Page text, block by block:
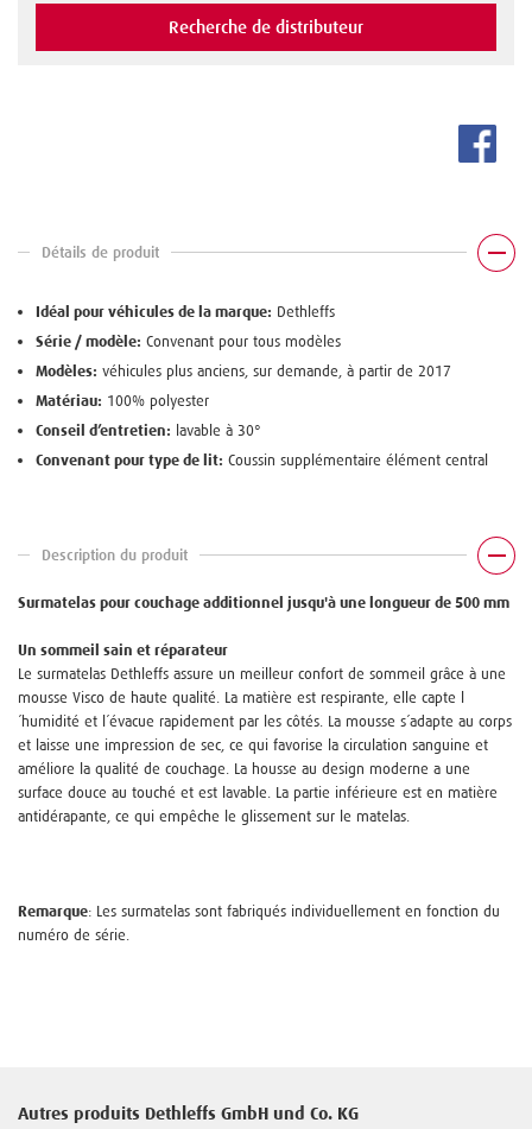
Recherche de distributeur
Détails de produit
Idéal pour véhicules de la marque: Dethleffs
Série / modèle: Convenant pour tous modèles
Modèles: véhicules plus anciens, sur demande, à partir de 2017
Matériau: 100% polyester
Conseil d’entretien: lavable à 30°
Convenant pour type de lit: Coussin supplémentaire élément central
Description du produit
Surmatelas pour couchage additionnel jusqu'à une longueur de 500 mm
Un sommeil sain et réparateur
Le surmatelas Dethleffs assure un meilleur confort de sommeil grâce à une
mousse Visco de haute qualité. La matière est respirante, elle capte l
´humidité et l´évacue rapidement par les côtés. La mousse s´adapte au corps
et laisse une impression de sec, ce qui favorise la circulation sanguine et
améliore la qualité de couchage. La housse au design moderne a une
surface douce au touché et est lavable. La partie inférieure est en matière
antidérapante, ce qui empêche le glissement sur le matelas.
Remarque: Les surmatelas sont fabriqués individuellement en fonction du
numéro de série.
Autres produits Dethleffs GmbH und Co. KG